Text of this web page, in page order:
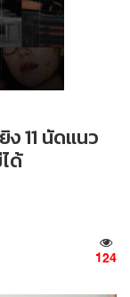
11 นัดแนว
ด้
124